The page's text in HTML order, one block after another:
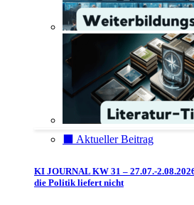
⬛️ Aktueller Beitrag
KI JOURNAL KW 31 – 27.07.-
die Politik liefert nicht